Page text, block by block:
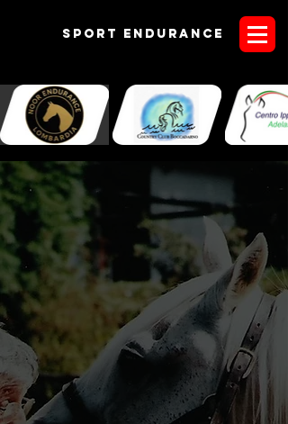
Sport endurANCE